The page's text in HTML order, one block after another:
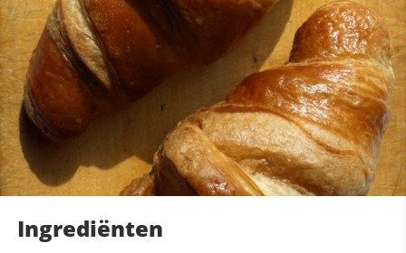
Ingrediënten